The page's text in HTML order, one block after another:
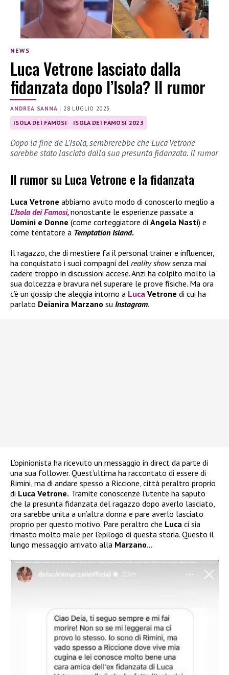
NEWS
Luca Vetrone lasciato dalla
fidanzata dopo l’Isola? Il rumor
ANDREA SANNA | 28 LUGLIO 2023
ISOLA DEI FAMOSI ISOLA DEI FAMOSI 2023
Dopo la fine de L’Isola, sembrerebbe che Luca Vetrone
sarebbe stato lasciato dalla sua presunta fidanzata. Il rumor
Il rumor su Luca Vetrone e la fidanzata
Luca Vetrone abbiamo avuto modo di conoscerlo meglio a
L’Isola dei Famosi,nonostante le esperienze passate a
Uomini e Donne (come corteggiatore di Angela Nasti) e
come tentatore a Temptation Island.
Il ragazzo, che di mestiere fa il personal trainer e influencer,
ha conquistato i suoi compagni del reality showsenza mai
cadere troppo in discussioni accese. Anzi ha colpito molto la
sua dolcezza e bravura nel superare le prove fisiche. Ma ora
c’è un gossip che aleggia intorno a Luca Vetrone di cui ha
parlato Deianira Marzano su Instagram.
L’opinionista ha ricevuto un messaggio in direct da parte di
una sua follower. Quest’ultima ha raccontato di essere di
Rimini, ma di andare spesso a Riccione, città peraltro proprio
di Luca Vetrone. Tramite conoscenze l’utente ha saputo
che la presunta fidanzata del ragazzo dopo averlo lasciato,
ora sarebbe unita a un’altra donna e pare averlo lasciato
proprio per questo motivo. Pare peraltro che Luca ci sia
rimasto molto male per l’epilogo di questa storia. Questo il
lungo messaggio arrivato alla Marzano…